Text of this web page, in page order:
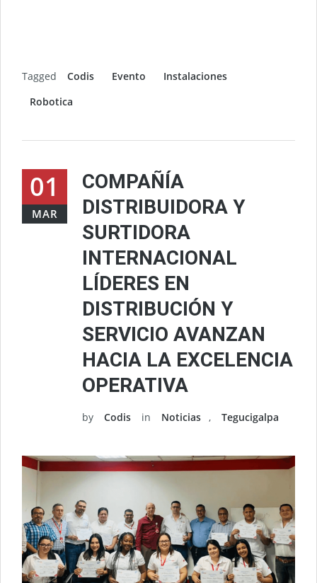
Tagged Codis Evento
Instalaciones
Robotica
01
MAR
COMPAÑÍA
DISTRIBUIDORA Y
SURTIDORA
INTERNACIONAL
LÍDERES EN
DISTRIBUCIÓN Y
SERVICIO AVANZAN
HACIA LA EXCELENCIA
OPERATIVA
by Codis in Noticias , Tegucigalpa